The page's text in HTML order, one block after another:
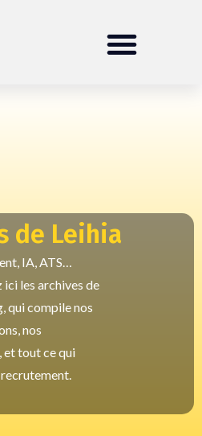
de Leihia
IA, ATS…
ici les archives de
qui compile nos
nos
et tout ce qui